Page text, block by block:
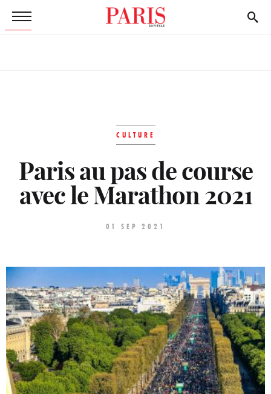
CULTURE
Paris au pas de course
avec le Marathon 2021
01 SEP 2021